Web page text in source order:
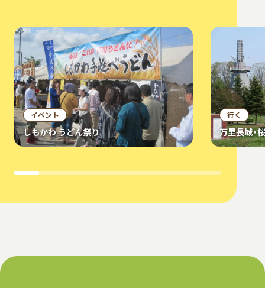
イベント
しもかわ うどん祭り
行く
万里長城・